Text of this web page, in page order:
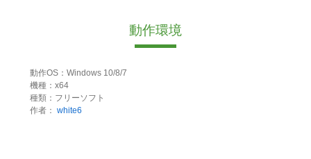
動作環境
動作OS：Windows 10/8/7
機種：x64
種類：フリーソフト
作者： white6